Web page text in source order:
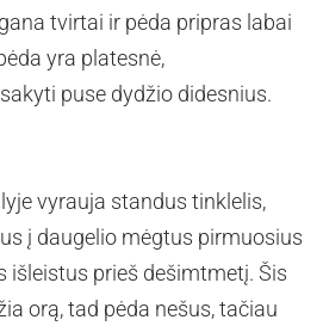
tvirtai ir pėda pripras labai
yra platesnė,
puse dydžio didesnius.
vyrauja standus tinklelis,
į daugelio mėgtus pirmuosius
išleistus prieš dešimtmetį. Šis
orą, tad pėda nešus, tačiau